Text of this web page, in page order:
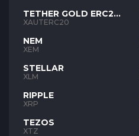
TETHER GOLD ERC20
XAUT
XAUTERC20
NEM
XEM
STELLAR
XLM
RIPPLE
XRP
TEZOS
XTZ